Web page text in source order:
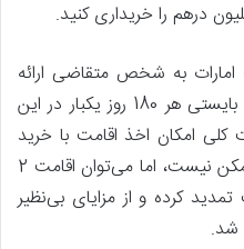
به شخص متقاضی ارائه
می‌شود از نوع 2 ساله بوده و فرد بایستی هر 180 روز یکبار در این
امکان اخذ اقامت با خرید
ملک از نوع دائمی در این کشور ممکن نیست، اما می‌توان اقامت 2
کرده و از مزایای بی‌نظیر
شد.